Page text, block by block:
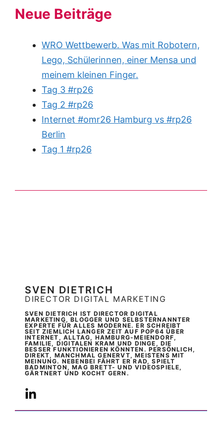
Neue Beiträge
WRO Wettbewerb. Was mit Robotern,
Lego, Schülerinnen, einer Mensa und
meinem kleinen Finger.
Tag 3 #rp26
Tag 2 #rp26
Internet #omr26 Hamburg vs #rp26
Berlin
Tag 1 #rp26
SVEN DIETRICH
DIRECTOR DIGITAL MARKETING
SVEN DIETRICH IST DIRECTOR DIGITAL
MARKETING, BLOGGER UND SELBSTERNANNTER
EXPERTE FÜR ALLES MODERNE. ER SCHREIBT
SEIT ZIEMLICH LANGER ZEIT AUF POP64 ÜBER
INTERNET, ALLTAG, HAMBURG-MEIENDORF,
FAMILIE, DIGITALEN KRAM UND DINGE, DIE
BESSER FUNKTIONIEREN KÖNNTEN. PERSÖNLICH,
DIREKT, MANCHMAL GENERVT, MEISTENS MIT
MEINUNG. NEBENBEI FÄHRT ER RAD, SPIELT
BADMINTON, MAG BRETT- UND VIDEOSPIELE,
GÄRTNERT UND KOCHT GERN.